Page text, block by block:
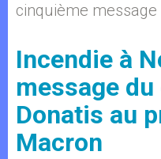
cinquième message
Incendie à
message du
Donatis au
Macron